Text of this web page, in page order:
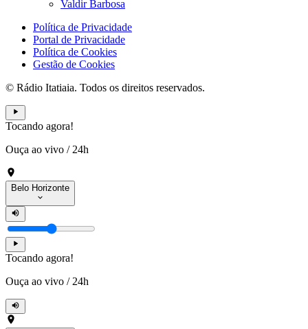
Valdir Barbosa
Política de Privacidade
Portal de Privacidade
Política de Cookies
Gestão de Cookies
© Rádio Itatiaia. Todos os direitos reservados.
Tocando agora!
Ouça ao vivo / 24h
Belo Horizonte
Tocando agora!
Ouça ao vivo / 24h